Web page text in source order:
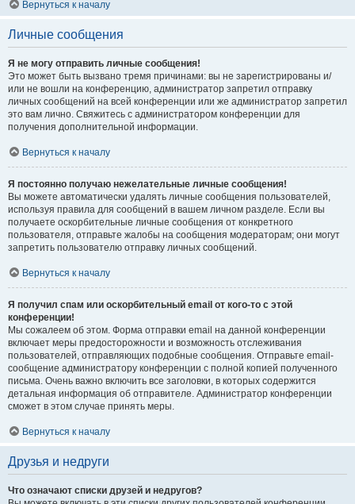
Вернуться к началу
Личные сообщения
Я не могу отправить личные сообщения!
Это может быть вызвано тремя причинами: вы не зарегистрированы и/
или не вошли на конференцию, администратор запретил отправку
личных сообщений на всей конференции или же администратор запретил
это вам лично. Свяжитесь с администратором конференции для
получения дополнительной информации.
Вернуться к началу
Я постоянно получаю нежелательные личные сообщения!
Вы можете автоматически удалять личные сообщения пользователей,
используя правила для сообщений в вашем личном разделе. Если вы
получаете оскорбительные личные сообщения от конкретного
пользователя, отправьте жалобы на сообщения модераторам; они могут
запретить пользователю отправку личных сообщений.
Вернуться к началу
Я получил спам или оскорбительный email от кого-то с этой
конференции!
Мы сожалеем об этом. Форма отправки email на данной конференции
включает меры предосторожности и возможность отслеживания
пользователей, отправляющих подобные сообщения. Отправьте email-
сообщение администратору конференции с полной копией полученного
письма. Очень важно включить все заголовки, в которых содержится
детальная информация об отправителе. Администратор конференции
сможет в этом случае принять меры.
Вернуться к началу
Друзья и недруги
Что означают списки друзей и недругов?